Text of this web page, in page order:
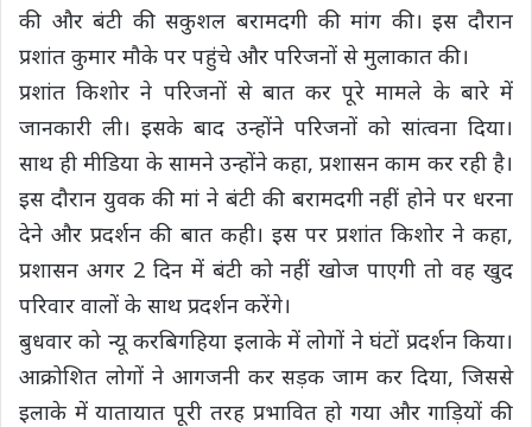
की और बंटी की सकुशल बरामदगी की मांग की। इस दौरान
प्रशांत कुमार मौके पर पहुंचे और परिजनों से मुलाकात की।
प्रशांत किशोर ने परिजनों से बात कर पूरे मामले के बारे में
जानकारी ली। इसके बाद उन्होंने परिजनों को सांत्वना दिया।
साथ ही मीडिया के सामने उन्होंने कहा, प्रशासन काम कर रही है।
इस दौरान युवक की मां ने बंटी की बरामदगी नहीं होने पर धरना
देने और प्रदर्शन की बात कही। इस पर प्रशांत किशोर ने कहा,
प्रशासन अगर 2 दिन में बंटी को नहीं खोज पाएगी तो वह खुद
परिवार वालों के साथ प्रदर्शन करेंगे।
बुधवार को न्यू करबिगहिया इलाके में लोगों ने घंटों प्रदर्शन किया।
आक्रोशित लोगों ने आगजनी कर सड़क जाम कर दिया, जिससे
इलाके में यातायात पूरी तरह प्रभावित हो गया और गाड़ियों की